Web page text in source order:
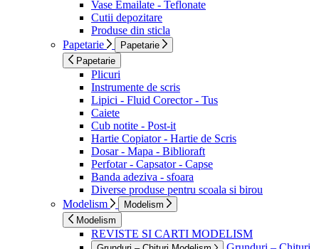
Vase Emailate - Teflonate
Cutii depozitare
Produse din sticla
Papetarie
Papetarie
Papetarie
Plicuri
Instrumente de scris
Lipici - Fluid Corector - Tus
Caiete
Cub notite - Post-it
Hartie Copiator - Hartie de Scris
Dosar - Mapa - Biblioraft
Perfotar - Capsator - Capse
Banda adeziva - sfoara
Diverse produse pentru scoala si birou
Modelism
Modelism
Modelism
REVISTE SI CARTI MODELISM